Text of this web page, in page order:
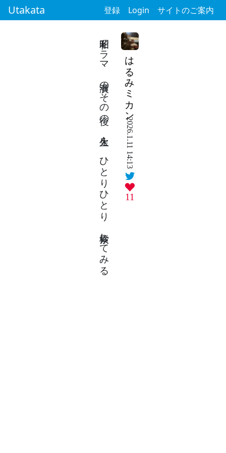
Utakata 登録 Login サイトのご案内
はるみミカン
2026.1.11 14:13
11
昭和ドラマ 演者のその後の 人生を ひとりひとり 検索してみる